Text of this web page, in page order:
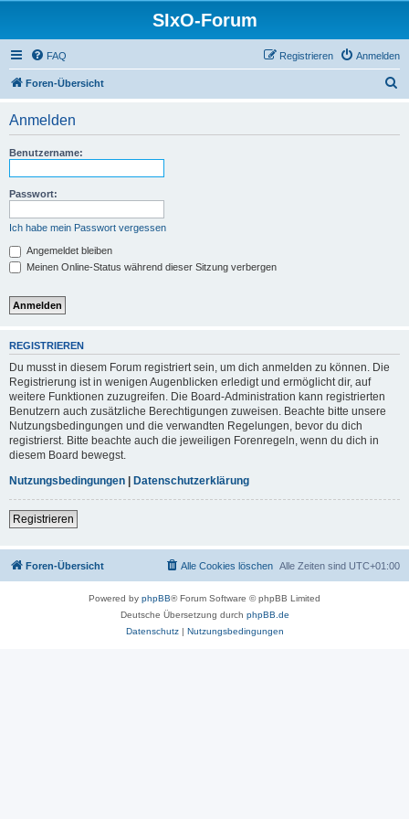
SIxO-Forum
FAQ Anmelden
Registrieren
Foren-Übersicht
Anmelden
Benutzername:
Passwort:
Ich habe mein Passwort vergessen
Angemeldet bleiben
Meinen Online-Status während dieser Sitzung verbergen
REGISTRIEREN
Du musst in diesem Forum registriert sein, um dich anmelden zu können. Die
Registrierung ist in wenigen Augenblicken erledigt und ermöglicht dir, auf
weitere Funktionen zuzugreifen. Die Board-Administration kann registrierten
Benutzern auch zusätzliche Berechtigungen zuweisen. Beachte bitte unsere
Nutzungsbedingungen und die verwandten Regelungen, bevor du dich
registrierst. Bitte beachte auch die jeweiligen Forenregeln, wenn du dich in
diesem Board bewegst.
Nutzungsbedingungen | Datenschutzerklärung
Registrieren
Foren-Übersicht Alle Zeiten sind UTC+01:00
Alle Cookies löschen
Powered by phpBB® Forum Software © phpBB Limited
Deutsche Übersetzung durch phpBB.de
Datenschutz| Nutzungsbedingungen